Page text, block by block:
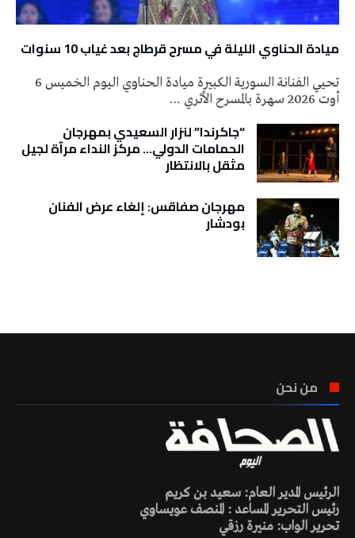
ميادة الحناوي الليلة في مسرح قرطاج بعد غياب 10 سنوات
تحيي الفنانة السورية الكبيرة ميادة الحناوي اليوم الخميس 6
أوت 2026 سهرة بالمسرح الأثري …
“جاكرندا” لنزار السعيدي بمهرجان
الحمامات الدولي… مركز النداء مرآة لجيل
مثقل بالانتظار
مهرجان صفاقس: إلغاء عرض الفنان
بودشار
من نحن
الرئيس المدير العام: سعيد بن كريم
رئيس التحرير المساعد : المنصف عويساوي
تحرير الواب: منيرة رزقي